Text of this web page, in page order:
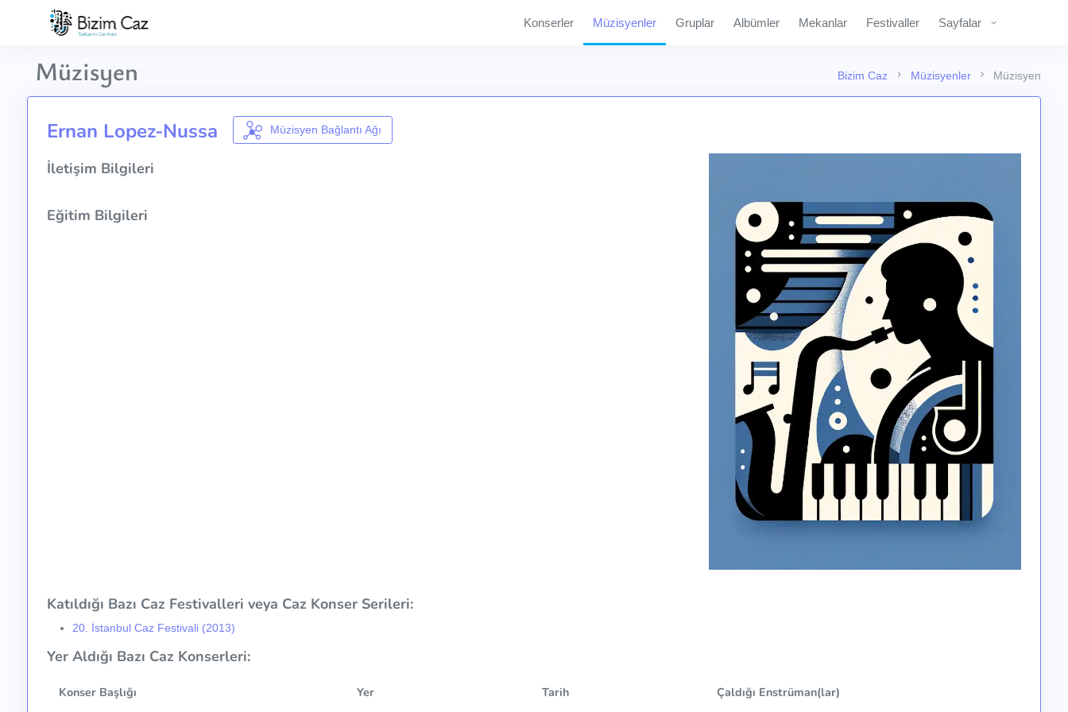
Konserler Müzisyenler Gruplar Albümler Mekanlar Festivaller Sayfalar
Bizim Caz Müzisyenler Müzisyen
Müzisyen
Ernan Lopez-Nussa Müzisyen Bağlantı Ağı
İletişim Bilgileri
Eğitim Bilgileri
Katıldığı Bazı Caz Festivalleri veya Caz Konser Serileri:
20. İstanbul Caz Festivali (2013)
Yer Aldığı Bazı Caz Konserleri:
Konser Başlığı Yer Tarih Çaldığı Enstrüman(lar)